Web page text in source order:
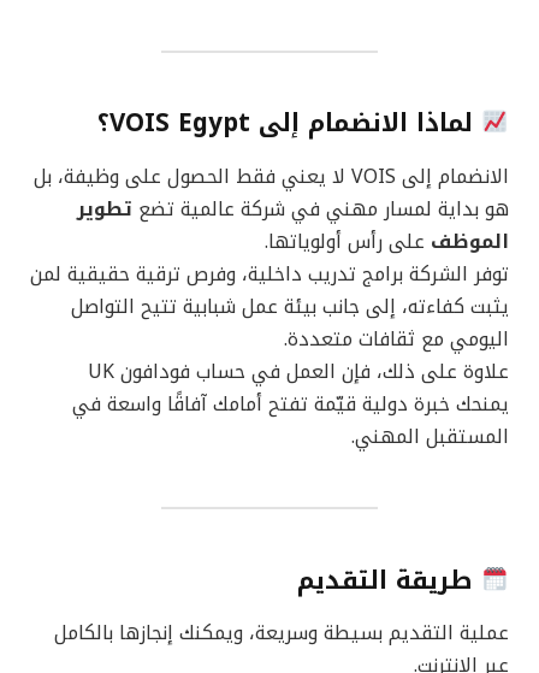
لماذا الانضمام إلى VOIS Egypt؟
الانضمام إلى VOIS لا يعني فقط الحصول على وظيفة، بل
هو بداية لمسار مهني في شركة عالمية تضع تطوير
الموظف على رأس أولوياتها.
توفر الشركة برامج تدريب داخلية، وفرص ترقية حقيقية لمن
يثبت كفاءته، إلى جانب بيئة عمل شبابية تتيح التواصل
اليومي مع ثقافات متعددة.
علاوة على ذلك، فإن العمل في حساب فودافون UK
يمنحك خبرة دولية قيّمة تفتح أمامك آفاقًا واسعة في
المستقبل المهني.
طريقة التقديم
عملية التقديم بسيطة وسريعة، ويمكنك إنجازها بالكامل